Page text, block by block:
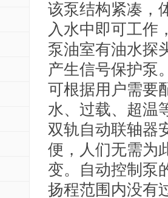
该泵结构紧凑，
入水中即可工作
泵油室有油水探
产生信号保护泵
可根据用户需要
水、过载、超温
双轨自动联轴器
便，人们无需为
变。自动控制泵
扬程范围内没有